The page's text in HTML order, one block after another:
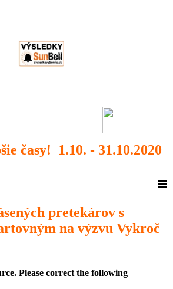
časy! 1.10. - 31.10.2020
≡
pretekárov s
na výzvu Vykroč
Please correct the following